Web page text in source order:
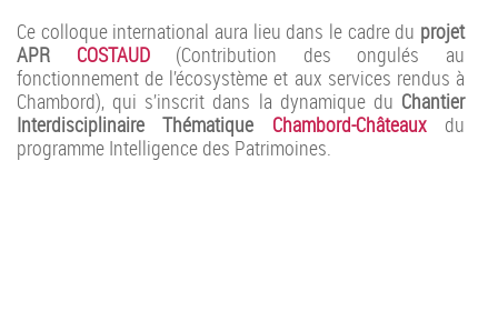
Ce colloque international aura lieu dans le cadre du projet
APR COSTAUD (Contribution des ongulés au
fonctionnement de l’écosystème et aux services rendus à
Chambord), qui s’inscrit dans la dynamique du Chantier
Interdisciplinaire Thématique Chambord-Châteaux du
programme Intelligence des Patrimoines.